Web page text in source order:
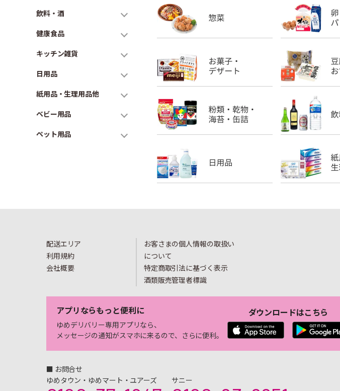
飲料・酒
健康食品
キッチン雑貨
日用品
紙用品・生理用品他
ベビー用品
ペット用品
配送エリア
利用規約
会社概要
お客さまの個人情報の取扱い
について
特定商取引法に基づく表示
酒類販売管理者標識
アプリならもっと便利に
ゆめデリバリー専用アプリなら、
メッセージの通知がスマホに来るので、さらに便利。
ダウンロードはこちら
■ お問合せ
ゆめタウン・ゆめマート・ユアーズ
サニー